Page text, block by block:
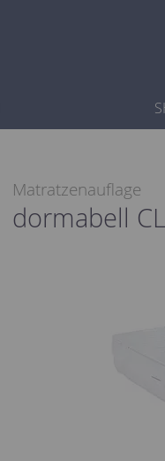
Matratzenauflage
dormabell